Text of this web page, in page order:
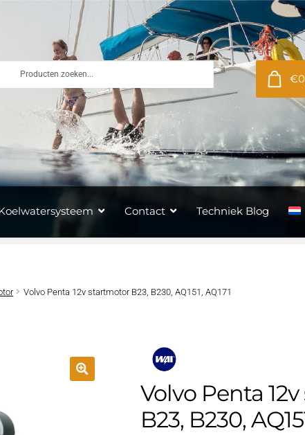
Contact Techniek Blog
Volvo Penta 12v startmotor B23, B230, AQ151, AQ171
Volvo Penta
B23, B230,